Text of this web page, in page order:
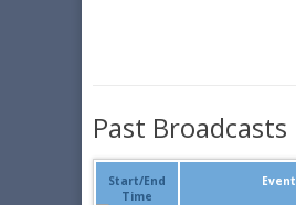
Past Broadcasts
Start/End
Time
Event